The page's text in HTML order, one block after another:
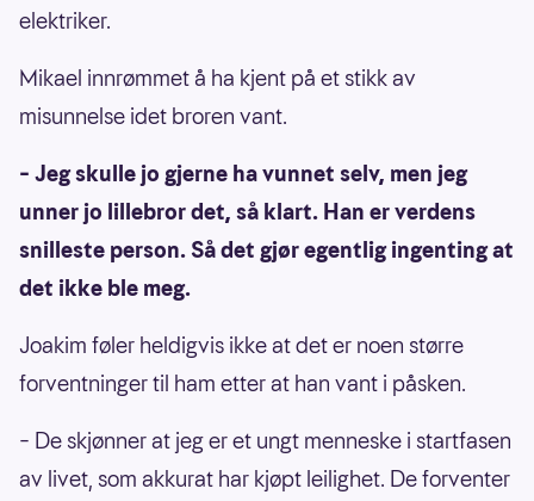
elektriker.
Mikael innrømmet å ha kjent på et stikk av
misunnelse idet broren vant.
– Jeg skulle jo gjerne ha vunnet selv, men jeg
unner jo lillebror det, så klart. Han er verdens
snilleste person. Så det gjør egentlig ingenting at
det ikke ble meg.
Joakim føler heldigvis ikke at det er noen større
forventninger til ham etter at han vant i påsken.
– De skjønner at jeg er et ungt menneske i startfasen
av livet, som akkurat har kjøpt leilighet. De forventer